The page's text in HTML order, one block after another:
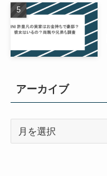
アーカイブ